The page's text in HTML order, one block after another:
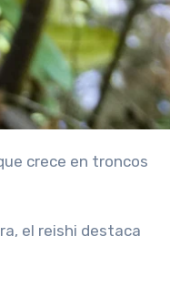
crece en troncos
el reishi destaca